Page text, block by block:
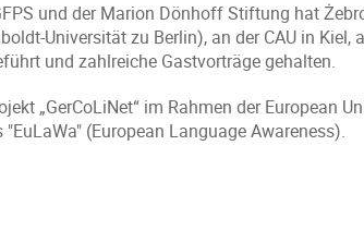
und der Marion Dönhoff Stiftung hat
Universität zu Berlin), an der CAU in Kiel,
und zahlreiche Gastvorträge gehalten.
„GerCoLiNet“ im Rahmen der European
(European Language Awareness).